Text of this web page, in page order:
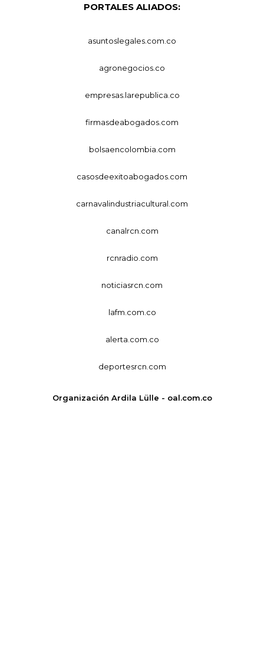
PORTALES ALIADOS:
asuntoslegales.com.co
agronegocios.co
empresas.larepublica.co
firmasdeabogados.com
bolsaencolombia.com
casosdeexitoabogados.com
carnavalindustriacultural.com
canalrcn.com
rcnradio.com
noticiasrcn.com
lafm.com.co
alerta.com.co
deportesrcn.com
Organización Ardila Lülle - oal.com.co